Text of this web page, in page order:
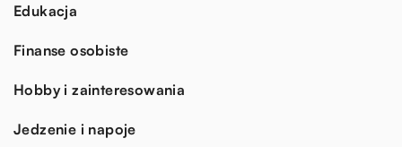
Edukacja
Finanse osobiste
Hobby i zainteresowania
Jedzenie i napoje